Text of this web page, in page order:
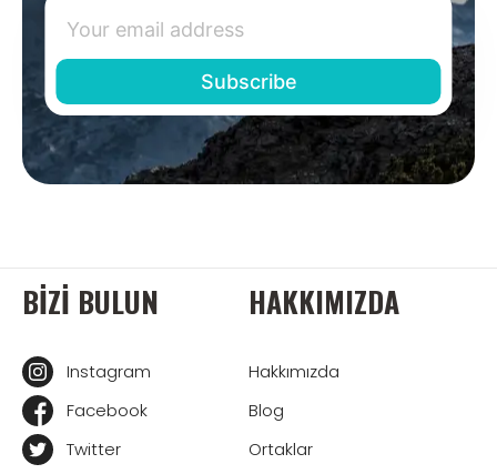
BIZI BULUN
Instagram
Facebook
Twitter
HAKKIMIZDA
Hakkımızda
Blog
Ortaklar